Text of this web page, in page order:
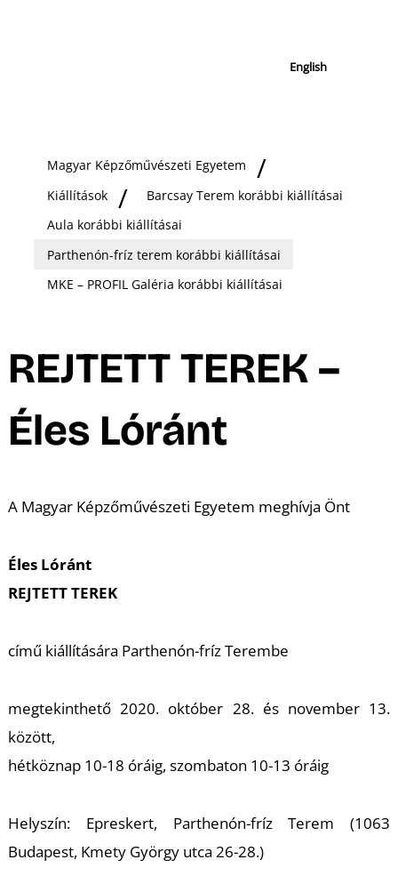
English
Magyar Képzőművészeti Egyetem
Kiállítások
Barcsay Terem korábbi kiállításai
Aula korábbi kiállításai
Parthenón-fríz terem korábbi kiállításai
MKE – PROFIL Galéria korábbi kiállításai
REJTETT TEREK –
Éles Lóránt
A Magyar Képzőművészeti Egyetem meghívja Önt
Éles Lóránt
REJTETT TEREK
című kiállítására Parthenón-fríz Terembe
megtekinthető 2020. október 28. és november 13.
között,
hétköznap 10-18 óráig, szombaton 10-13 óráig
Helyszín: Epreskert, Parthenón-fríz Terem (1063
Budapest, Kmety György utca 26-28.)